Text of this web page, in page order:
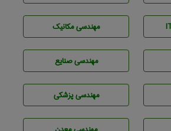
مهندسی مکانیک
مهندسی صنايع
مهندسی پزشکی